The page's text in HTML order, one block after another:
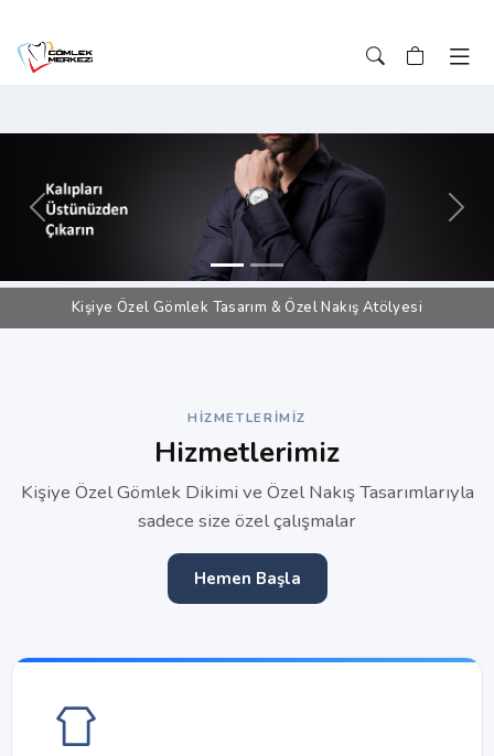
Önceki
Kişiye Özel Gömlek Tasarım & Özel Nakış Atölyesi
HIZMETLERIMIZ
Hizmetlerimiz
Kişiye Özel Gömlek Dikimi ve Özel Nakış Tasarımlarıyla
sadece size özel çalışmalar
Hemen Başla